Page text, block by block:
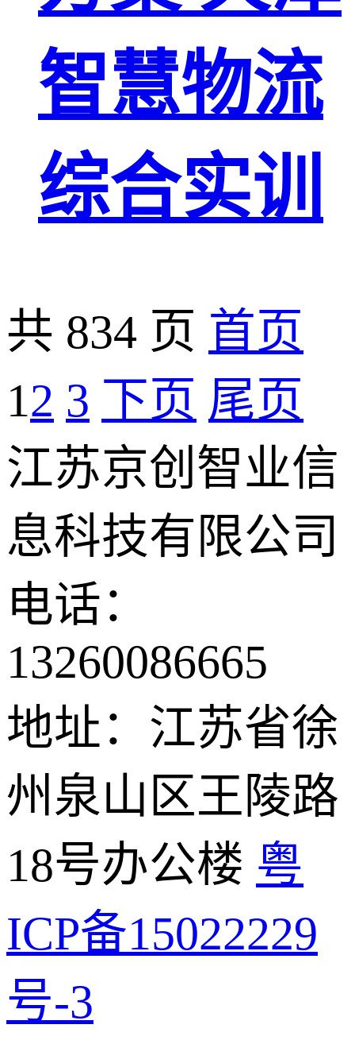
智慧物流
综合实训
共 834 页 首页
12 3 下页 尾页
江苏京创智业信
息科技有限公司
电话：
13260086665
地址：江苏省徐
州泉山区王陵路
18号办公楼 粤
ICP备15022229
号-3